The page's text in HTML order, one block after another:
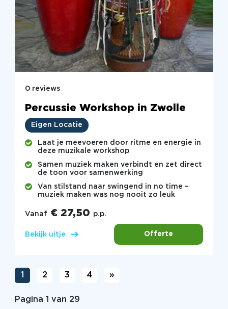
0 reviews
Percussie Workshop in Zwolle
Eigen Locatie
Laat je meevoeren door ritme en energie in
deze muzikale workshop
Samen muziek maken verbindt en zet direct
de toon voor samenwerking
Van stilstand naar swingend in no time –
muziek maken was nog nooit zo leuk
Vanaf € 27,50 p.p.
Bekijk uitje Offerte
1 2 3 4 »
Pagina 1 van 29